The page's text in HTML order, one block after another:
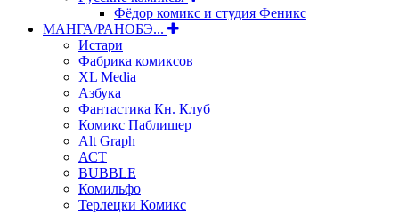
Фёдор комикс и студия Феникс
МАНГА/РАНОБЭ...
Истари
Фабрика комиксов
XL Media
Азбука
Фантастика Кн. Клуб
Комикс Паблишер
Alt Graph
АСТ
BUBBLE
Комильфо
Терлецки Комикс